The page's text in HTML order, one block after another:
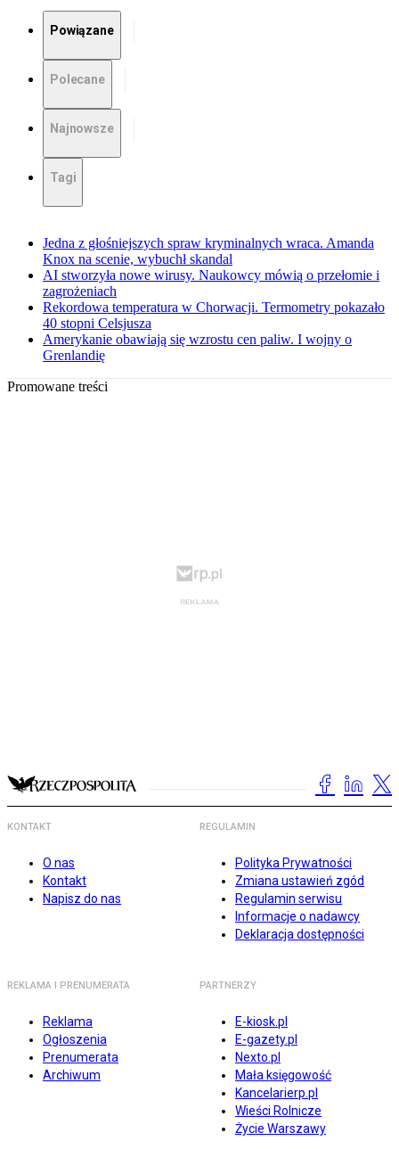
Powiązane
Polecane
Najnowsze
Tagi
Jedna z głośniejszych spraw kryminalnych wraca. Amanda
Knox na scenie, wybuchł skandal
AI stworzyła nowe wirusy. Naukowcy mówią o przełomie i
zagrożeniach
Rekordowa temperatura w Chorwacji. Termometry pokazało
40 stopni Celsjusza
Amerykanie obawiają się wzrostu cen paliw. I wojny o
Grenlandię
Promowane treści
KONTAKT
O nas
Kontakt
Napisz do nas
REGULAMIN
Polityka Prywatności
Zmiana ustawień zgód
Regulamin serwisu
Informacje o nadawcy
Deklaracja dostępności
REKLAMA I PRENUMERATA
Reklama
Ogłoszenia
Prenumerata
Archiwum
PARTNERZY
E-kiosk.pl
E-gazety.pl
Nexto.pl
Mała księgowość
Kancelarierp.pl
Wieści Rolnicze
Życie Warszawy